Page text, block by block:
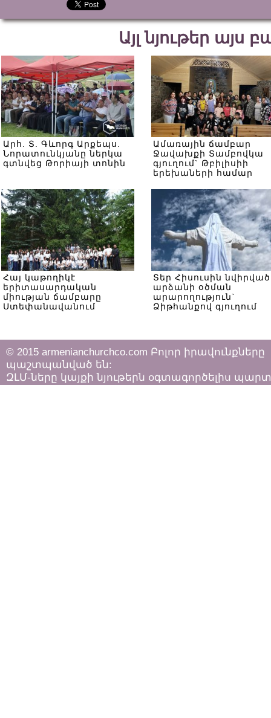
Այլ նյութեր այս
Արհ. Տ. Գևորգ Արքեպս.
Նորատունկյանը ներկա
գտնվեց Թորիայի տոնին
Ամառային ճամբար
Ջավախքի Տամբովկա
գյուղում` Թբիլիսիի
երեխաների համար
Հայ կաթողիկէ
երիտասարդական
միության ճամբարը
Ստեփանավանում
Տեր Հիսուսին նվիրված
արձանի օծման
արարողություն`
Ձիթհանքով գյուղում
© 2015 armenianchurchco.com Բոլոր իրավունքները
պաշտպանված են:
ԶԼՄ-ները կայքի նյութերն օգտագործելիս